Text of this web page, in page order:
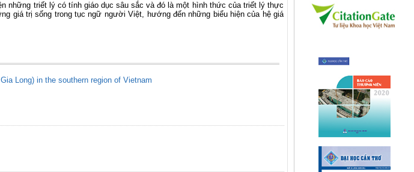
những triết lý có tính giáo dục sâu sắc và đó là một hình thức của triết lý thực
giá trị sống trong tục ngữ người Việt, hướng đến những biểu hiện của hệ giá
Long) in the southern region of Vietnam